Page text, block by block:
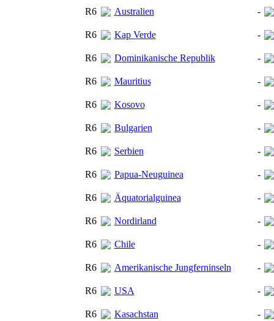
R6 Australien -
R6 Kap Verde -
R6 Dominikanische Republik -
R6 Mauritius -
R6 Kosovo -
R6 Bulgarien -
R6 Serbien -
R6 Papua-Neuguinea -
R6 Äquatorialguinea -
R6 Nordirland -
R6 Chile -
R6 Amerikanische Jungferninseln -
R6 USA -
R6 Kasachstan -